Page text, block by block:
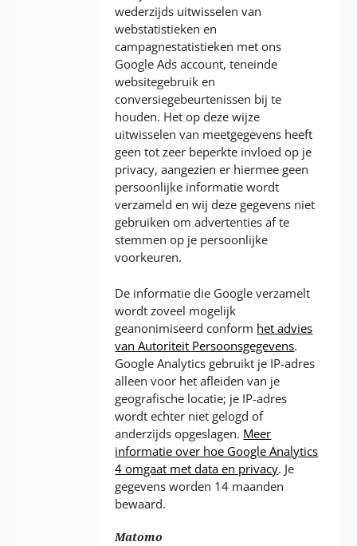
wederzijds uitwisselen van
webstatistieken en
campagnestatistieken met ons
Google Ads account, teneinde
websitegebruik en
conversiegebeurtenissen bij te
houden. Het op deze wijze
uitwisselen van meetgegevens heeft
geen tot zeer beperkte invloed op je
privacy, aangezien er hiermee geen
persoonlijke informatie wordt
verzameld en wij deze gegevens niet
gebruiken om advertenties af te
stemmen op je persoonlijke
voorkeuren.
De informatie die Google verzamelt
wordt zoveel mogelijk
geanonimiseerd conform het advies
van Autoriteit Persoonsgegevens.
Google Analytics gebruikt je IP-adres
alleen voor het afleiden van je
geografische locatie; je IP-adres
wordt echter niet gelogd of
anderzijds opgeslagen. Meer
informatie over hoe Google Analytics
4 omgaat met data en privacy. Je
gegevens worden 14 maanden
bewaard.
Matomo